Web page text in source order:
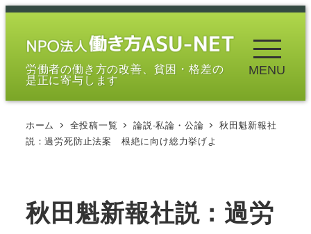
メ
労働者の働き方の改善、貧困・格差の
是正に寄与します
MENU
ホーム 全投稿一覧 論説-私論・公論
秋田魁新報社
説：過労死防止法案 根絶に向け総力挙げよ
秋田魁新報社説：過労